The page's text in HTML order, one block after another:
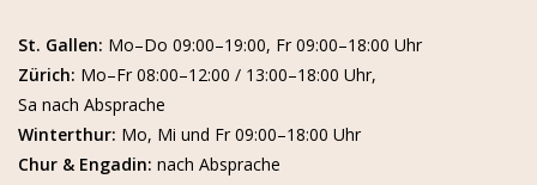
St. Gallen: Mo–Do 09:00–19:00, Fr 09:00–18:00 Uhr
Zürich: Mo–Fr 08:00–12:00 / 13:00–18:00 Uhr,
Sa nach Absprache
Winterthur: Mo, Mi und Fr 09:00–18:00 Uhr
Chur & Engadin: nach Absprache